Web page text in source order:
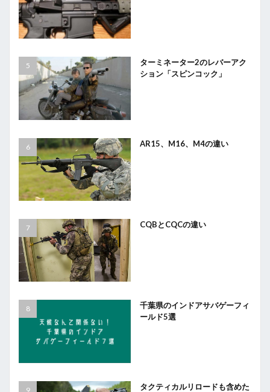
ターミネーター2のレバーアク
ション「スピンコック」
AR15、M16、M4の違い
CQBとCQCの違い
千葉県のインドアサバゲーフィ
ールド5選
タクティカルリロードも含めた